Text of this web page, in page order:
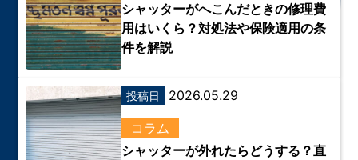
シャッターがへこんだときの修理費
用はいくら？対処法や保険適用の条
件を解説
投稿日 2026.05.29
コラム
シャッターが外れたらどうする？直